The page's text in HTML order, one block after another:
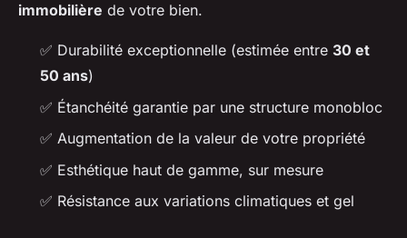
immobilière de votre bien.
✅ Durabilité exceptionnelle (estimée entre 30 et
50 ans)
✅ Étanchéité garantie par une structure monobloc
✅ Augmentation de la valeur de votre propriété
✅ Esthétique haut de gamme, sur mesure
✅ Résistance aux variations climatiques et gel